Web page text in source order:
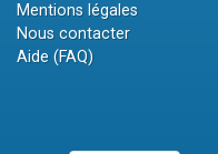
Mentions légales
Nous contacter
Aide (FAQ)